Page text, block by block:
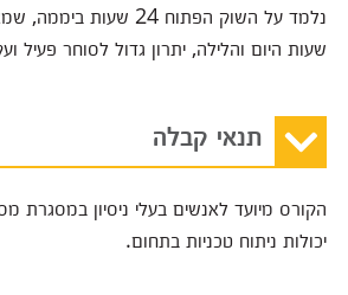
נלמד על השוק הפתוח 24
שעות היום והלילה, יתרון גדול לסוחר פעיל
תנאי קבלה
הקורס מיועד לאנשים בעלי ניסיון במסגרת
יכולות ניתוח טכניות בתחום.